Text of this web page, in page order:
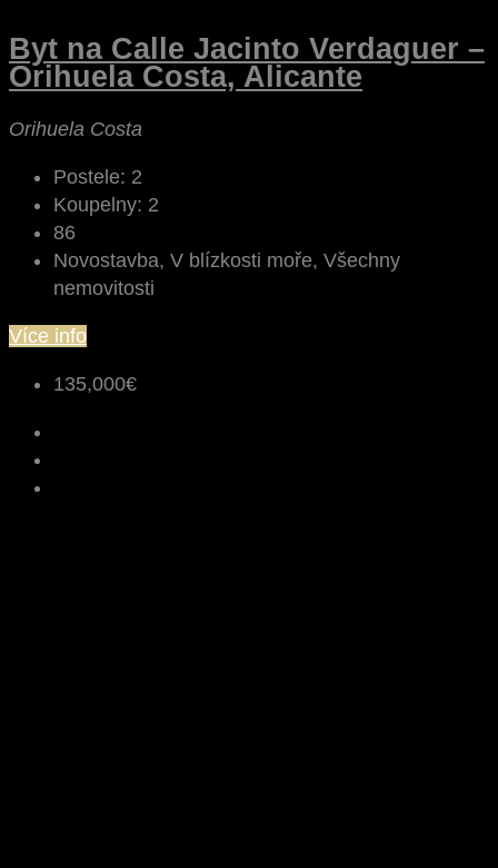
Byt na Calle Jacinto Verdaguer –
Orihuela Costa, Alicante
Orihuela Costa
Postele: 2
Koupelny: 2
86
Novostavba, V blízkosti moře, Všechny
nemovitosti
Více info
135,000€